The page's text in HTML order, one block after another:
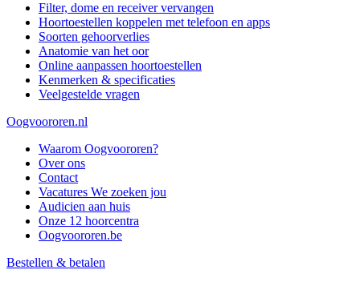
Filter, dome en receiver vervangen
Hoortoestellen koppelen met telefoon en apps
Soorten gehoorverlies
Anatomie van het oor
Online aanpassen hoortoestellen
Kenmerken & specificaties
Veelgestelde vragen
Oogvoororen.nl
Waarom Oogvoororen?
Over ons
Contact
Vacatures We zoeken jou
Audicien aan huis
Onze 12 hoorcentra
Oogvoororen.be
Bestellen & betalen